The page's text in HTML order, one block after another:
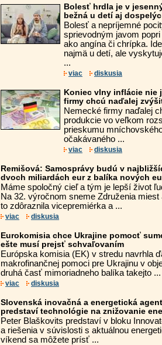
Bolesť hrdla je v
bežná u detí aj
Bolesť a nepríjemné
sprievodným javom
ako angína či chrípka.
najmä u detí, ale
...
viac diskusia
Koniec vlny inflácie nie
firmy chcú naďalej
Nemecké firmy naďalej
produkcie vo veľkom
prieskumu
očakávaného ...
viac diskusia
Remišová: Samosprávy budú v
dvoch miliardách eur z balíka nových
Máme spoločný cieľ a tým je lepší život
Na 32. výročnom sneme Združenia
to zdôraznila vicepremiérka a ...
viac diskusia
Eurokomisia chce Ukrajine pomocť
ešte musí prejsť schvaľovaním
Európska komisia (EK) v stredu navrhla
makrofinančnej pomoci pre Ukrajinu v
druhá časť mimoriadneho balíka takejto ...
viac diskusia
Slovenská inovačná a energetická
predstaví technológie na znižovanie
Peter Blaškovits predstaví v bloku
a riešenia v súvislosti s aktuálnou
víkend sa môžete prísť ...